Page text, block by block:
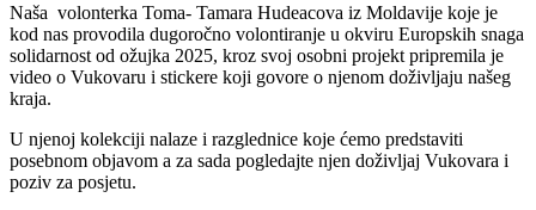
Naša volonterka Toma- Tamara Hudeacova iz Moldavije koje je
kod nas provodila dugoročno volontiranje u okviru Europskih snaga
solidarnost od ožujka 2025, kroz svoj osobni projekt pripremila je
video o Vukovaru i stickere koji govore o njenom doživljaju našeg
kraja.
U njenoj kolekciji nalaze i razglednice koje ćemo predstaviti
posebnom objavom a za sada pogledajte njen doživljaj Vukovara i
poziv za posjetu.